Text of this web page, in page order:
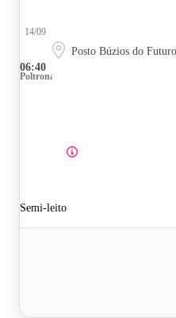
06:40
14/09
Posto Búzios do Futuro
Poltrona
Semi-leito